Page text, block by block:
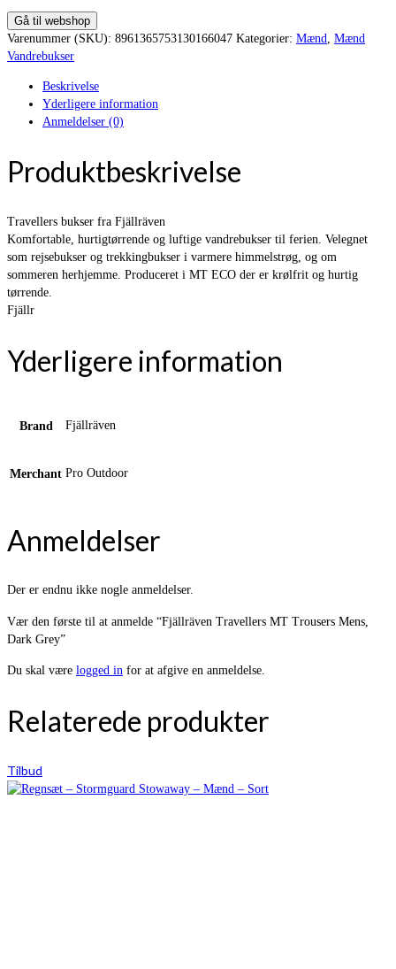
pris
var:
1.199,95 kr..
er:
Gå til webshop
Varenummer (SKU): 8961365753130166047 Kategorier: Mænd
Mænd
Vandrebukser
Beskrivelse
Yderligere information
Anmeldelser (0)
Produktbeskrivelse
Travellers bukser fra Fjällräven
Komfortable, hurtigtørrende og luftige vandrebukser til ferien. Velegnet
som rejsebukser og trekkingbukser i varmere himmelstrøg, og om
sommeren herhjemme. Produceret i MT ECO der er krølfrit og hurtig
tørrende.
Fjällr
Yderligere information
Brand Fjällräven
Merchant Pro Outdoor
Anmeldelser
Der er endnu ikke nogle anmeldelser.
Vær den første til at anmelde “Fjällräven Travellers MT Trousers Mens,
Dark Grey”
Du skal være logged in for at afgive en anmeldelse.
Relaterede produkter
Tilbud